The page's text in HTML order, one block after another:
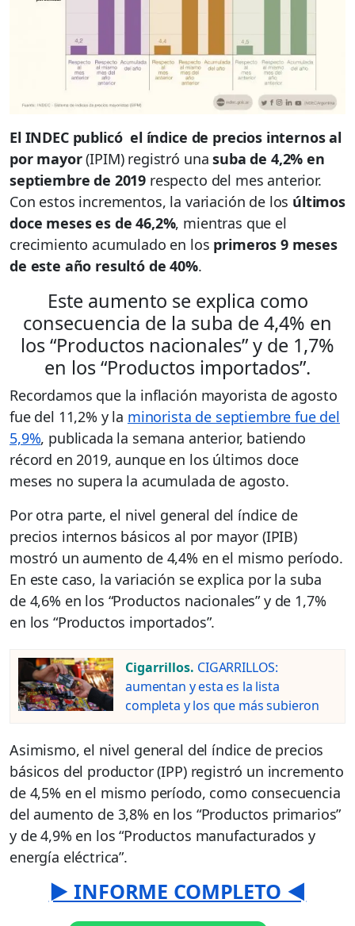
El INDEC publicó el índice de precios internos al
por mayor(IPIM) registró unasuba de 4,2% en
septiembre de 2019 respecto del mes anterior.
Con estos incrementos, la variación de los últimos
doce meses es de 46,2%, mientras que el
crecimiento acumulado en los primeros 9 meses
de este año resultó de 40%.
Este aumento se explica como
consecuencia de la suba de 4,4% en
los “Productos nacionales” y de 1,7%
en los “Productos importados”.
Recordamos que la inflación mayorista de agosto
fue del 11,2% y la minorista de septiembre fue del
5,9%, publicada la semana anterior, batiendo
récord en 2019, aunque en los últimos doce
meses no supera la acumulada de agosto.
Por otra parte, el nivel general del índice de
precios internos básicos al por mayor (IPIB)
mostró un aumento de 4,4% en el mismo período.
En este caso, la variación se explica por la suba
de 4,6% en los “Productos nacionales” y de 1,7%
en los “Productos importados”.
Cigarrillos. CIGARRILLOS:
aumentan y esta es la lista
completa y los que más subieron
Asimismo, el nivel general del índice de precios
básicos del productor (IPP) registró un incremento
de 4,5% en el mismo período, como consecuencia
del aumento de 3,8% en los “Productos primarios”
y de 4,9% en los “Productos manufacturados y
energía eléctrica”.
► INFORME COMPLETO ◄